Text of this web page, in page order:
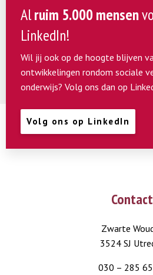
Alruim 5.000 mensen
LinkedIn!
Wil jij ook op de hoogte blijven
ontwikkelingen rondom sociale
onderwijs? Volg ons dan op
Volg ons op LinkedIn
Contact
Zwarte
3524 SJ
030 – 285